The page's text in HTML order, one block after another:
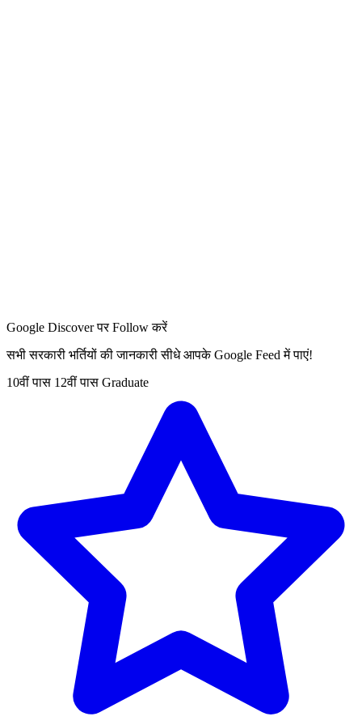
Google Discover पर Follow करें
सभी सरकारी भर्तियों की जानकारी सीधे आपके Google Feed में पाएं!
10वीं पास 12वीं पास Graduate